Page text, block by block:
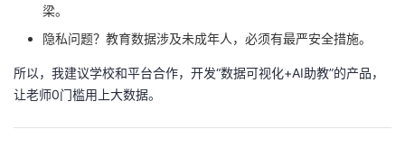
梁。
隐私问题？教育数据涉及未成年人，必须有最严安全措施。
所以，我建议学校和平台合作，开发“数据可视化+AI助教”的产品，
让老师0门槛用上大数据。